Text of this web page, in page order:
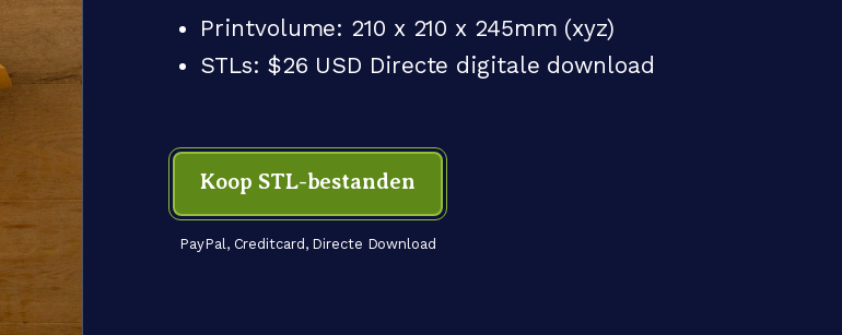
Printvolume: 210 x 210 x 245mm (xyz)
STLs: $26 USD Directe digitale download
Koop STL-bestanden
PayPal, Creditcard, Directe Download